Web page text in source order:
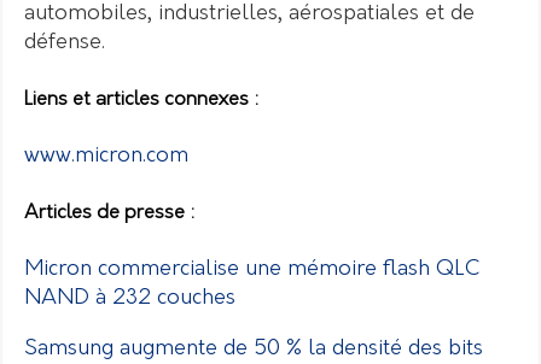
automobiles, industrielles, aérospatiales et de
défense.
Liens et articles connexes :
www.micron.com
Articles de presse :
Micron commercialise une mémoire flash QLC
NAND à 232 couches
Samsung augmente de 50 % la densité des bits